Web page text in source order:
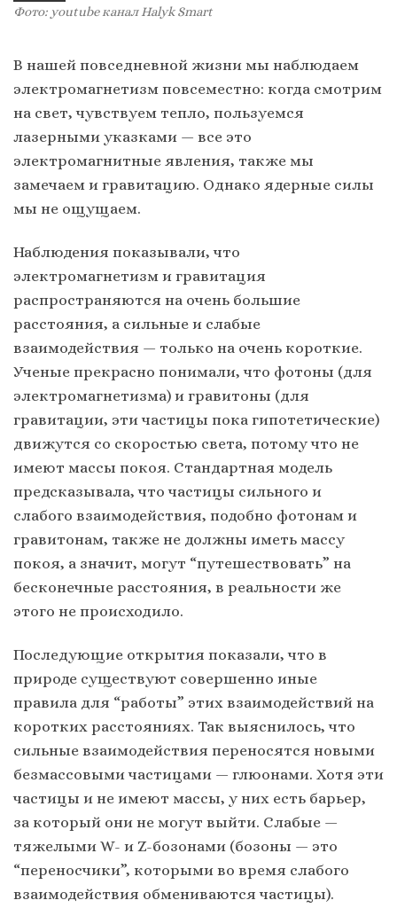
Фото: youtube канал Halyk Smart
В нашей повседневной жизни мы наблюдаем
электромагнетизм повсеместно: когда смотрим
на свет, чувствуем тепло, пользуемся
лазерными указками — все это
электромагнитные явления, также мы
замечаем и гравитацию. Однако ядерные силы
мы не ощущаем.
Наблюдения показывали, что
электромагнетизм и гравитация
распространяются на очень большие
расстояния, а сильные и слабые
взаимодействия — только на очень короткие.
Ученые прекрасно понимали, что фотоны (для
электромагнетизма) и гравитоны (для
гравитации, эти частицы пока гипотетические)
движутся со скоростью света, потому что не
имеют массы покоя. Стандартная модель
предсказывала, что частицы сильного и
слабого взаимодействия, подобно фотонам и
гравитонам, также не должны иметь массу
покоя, а значит, могут “путешествовать” на
бесконечные расстояния, в реальности же
этого не происходило.
Последующие открытия показали, что в
природе существуют совершенно иные
правила для “работы” этих взаимодействий на
коротких расстояниях. Так выяснилось, что
сильные взаимодействия переносятся новыми
безмассовыми частицами — глюонами. Хотя эти
частицы и не имеют массы, у них есть барьер,
за который они не могут выйти. Слабые —
тяжелыми W- и Z-бозонами (бозоны — это
“переносчики”, которыми во время слабого
взаимодействия обмениваются частицы).